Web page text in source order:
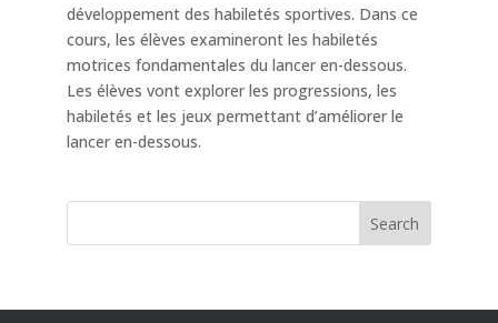
développement des habiletés sportives. Dans ce
cours, les élèves examineront les habiletés
motrices fondamentales du lancer en-dessous.
Les élèves vont explorer les progressions, les
habiletés et les jeux permettant d’améliorer le
lancer en-dessous.
Search